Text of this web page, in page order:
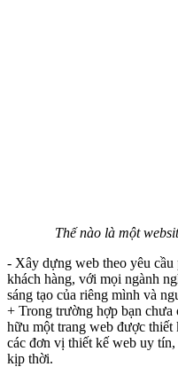
Thế nào là một
- Xây dựng web theo yêu
khách hàng, với mọi ngành
sáng tạo của riêng mình và
+ Trong trường hợp bạn
hữu một trang web được thiết
các đơn vị thiết kế web uy
kịp thời.